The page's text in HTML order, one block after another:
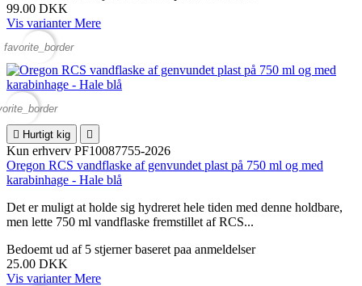
99.00 DKK
Vis varianterMere
favorite_border
 Hurtigt kig 
Kun erhverv PF10087755-2026
Oregon RCS vandflaske af genvundet plast på 750 ml og med
karabinhage - Hale blå
Det er muligt at holde sig hydreret hele tiden med denne holdbare,
men lette 750 ml vandflaske fremstillet af RCS...
Bedoemt ud af 5 stjerner baseret paa anmeldelser
25.00 DKK
Vis varianterMere